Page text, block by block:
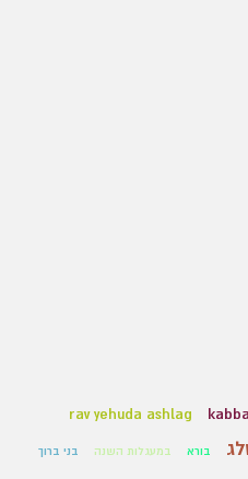
rav yehuda ashlag
בורא במעגלות השנה בני ברוך